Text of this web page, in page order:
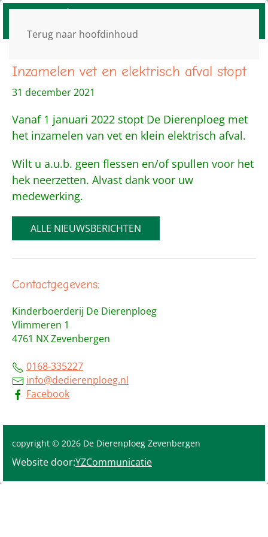
Terug naar hoofdinhoud
Inzamelen vet en elektrisch afval stopt
31 december 2021
Vanaf 1 januari 2022 stopt De Dierenploeg met
het inzamelen van vet en klein elektrisch afval.
Wilt u a.u.b. geen flessen en/of spullen voor het
hek neerzetten. Alvast dank voor uw
medewerking.
ALLE NIEUWSBERICHTEN
Contactgegevens:
Kinderboerderij De Dierenploeg
Vlimmeren 1
4761 NX Zevenbergen
0168-335227
info@dedierenploeg.nl
Facebook
copyright © 2026 De Dierenploeg Zevenbergen
Website door:YZCommunicatie